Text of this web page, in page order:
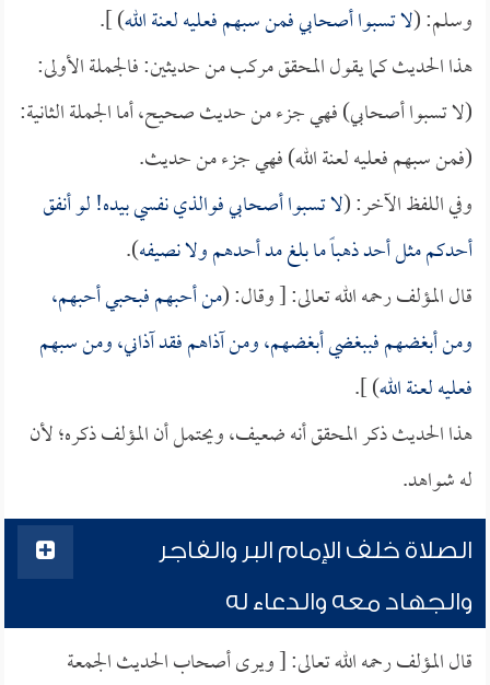
وسلم: (لا تسبوا أصحابي فمن سبهم فعليه لعنة الله) ].
هذا الحديث كما يقول المحقق مركب من حديثين: فالجملة الأولى:
(لا تسبوا أصحابي) فهي جزء من حديث صحيح، أما الجملة الثانية:
(فمن سبهم فعليه لعنة الله) فهي جزء من حديث.
وفي اللفظ الآخر: (لا تسبوا أصحابي فوالذي نفسي بيده! لو أنفق
أحدكم مثل أحد ذهباً ما بلغ مد أحدهم ولا نصيفه).
قال المؤلف رحمه الله تعالى: [ وقال: (من أحبهم فبحبي أحبهم،
ومن أبغضهم فببغضي أبغضهم، ومن آذاهم فقد آذاني، ومن سبهم
فعليه لعنة الله) ].
هذا الحديث ذكر المحقق أنه ضعيف، ويحتمل أن المؤلف ذكره؛ لأن
له شواهد.
الصلاة خلف الإمام البر والفاجر
والجهاد معه والدعاء له
قال المؤلف رحمه الله تعالى: [ ويرى أصحاب الحديث الجمعة